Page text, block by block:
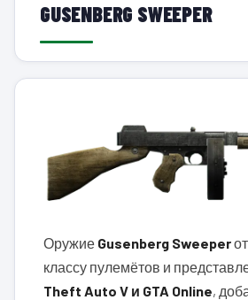
GUSENBERG SWEEPER
Оружие Gusenberg Sweeper
классу пулемётов и
Theft Auto V и GTA Online,